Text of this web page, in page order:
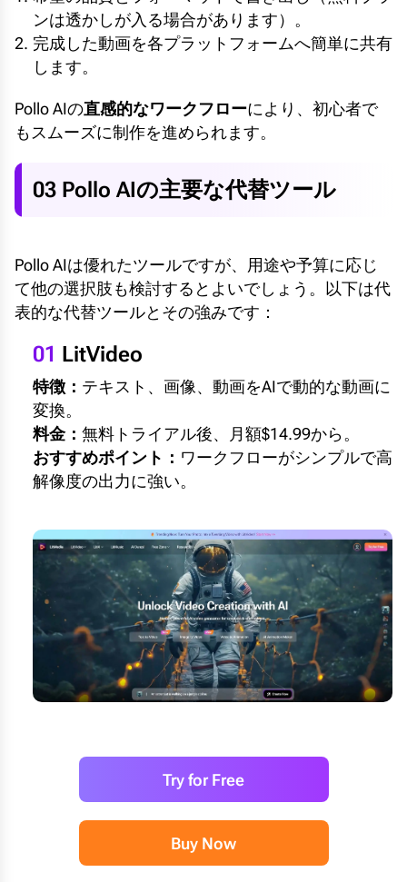
ンは透かしが入る場合があります）。
完成した動画を各プラットフォームへ簡単に共有
します。
Pollo AIの直感的なワークフローにより、初心者で
もスムーズに制作を進められます。
03 Pollo AIの主要な代替ツール
Pollo AIは優れたツールですが、用途や予算に応じ
て他の選択肢も検討するとよいでしょう。以下は代
表的な代替ツールとその強みです：
01 LitVideo
特徴： テキスト、画像、動画をAIで動的な動画に
変換。
料金： 無料トライアル後、月額$14.99から。
おすすめポイント： ワークフローがシンプルで高
解像度の出力に強い。
Try for Free
Buy Now